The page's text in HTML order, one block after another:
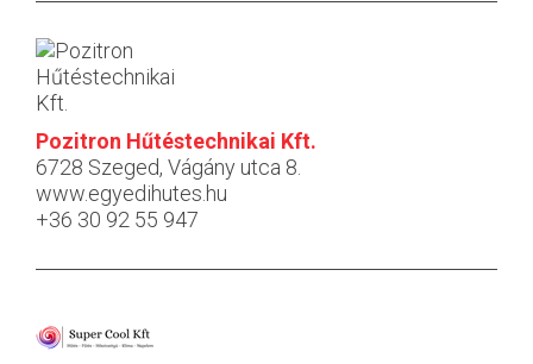
Pozitron Hűtéstechnikai Kft.
6728 Szeged, Vágány utca 8.
www.egyedihutes.hu
+36 30 92 55 947